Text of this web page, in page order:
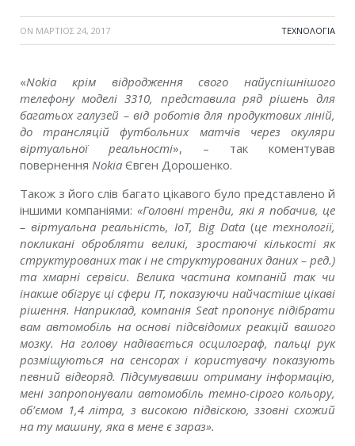
ON ΜΆΡΤΙΟΣ 24, 2017 ΤΕΧΝΟΛΟΓΊΑ
«Nokia крім відродження свого найуспішнішого
телефону моделі 3310, представила ряд рішень для
багатьох галузей – від роботів для продуктових ліній,
до трансляцій футбольних матчів через окуляри
віртуальної реальності», – так коментував
повернення Nokia Євген Дорошенко.
Також з його слів багато цікавого було представлено й
іншими компаніями: «Головні тренди, які я побачив, це
– віртуальна реальність, IoT, Big Data (це технології,
покликані обробляти великі, зростаючі кількості як
структурованих так і не структурованих даних – ред.)
та хмарні сервіси. Велика частина компаній так чи
інакше обігрує ці сфери IT, показуючи найчастіше цікаві
рішення. Наприклад, компанія Seat пропонує підібрати
вам автомобіль на основі підсвідомих реакцій вашого
мозку. На голову надівається осцилограф, пальці рук
розміщуються на сенсорах і користувачу показують
певний відеоряд. Підсумувавши отриману інформацію,
мені запропонували автомобіль темно-сірого кольору,
об’ємом 1,4 літра, з високою підвіскою, ззовні схожий
на ту машину, яка в мене є зараз».